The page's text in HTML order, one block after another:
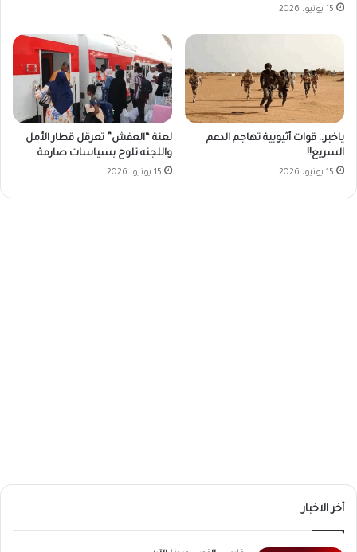
15 يونيو، 2026
ياخبر.. قوات أثيوبية تهاجم الدعم
السريع!!
15 يونيو، 2026
لعنة “العفش” تعرقل قطار الأمل
واللجنه تلوح بسياسات صارمة
15 يونيو، 2026
أخر الاخبار